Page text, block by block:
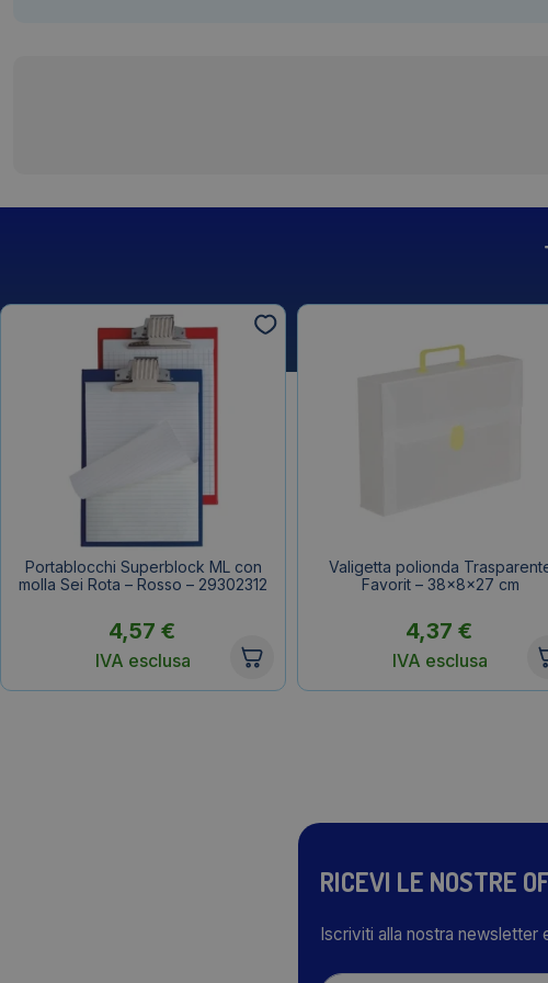
Portablocchi Superblock ML con
molla Sei Rota – Rosso – 29302312
4,57 €
IVA esclusa
Valigetta polionda
Favorit – 38x8x27 cm
4,37 €
IVA esclusa
RICEVI LE NOSTRE
Iscriviti alla nostra